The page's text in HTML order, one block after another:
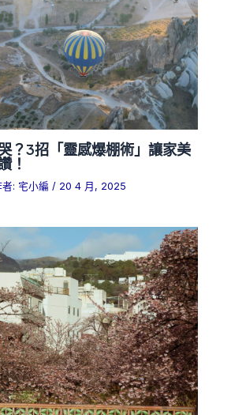
？3招「靈感爆棚術」讓家美
！
: 宅小編/ 20 4 月, 2025